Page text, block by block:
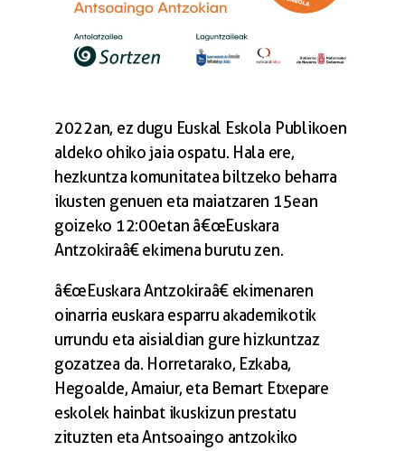
2022an, ez dugu Euskal Eskola Publikoen
aldeko ohiko jaia ospatu. Hala ere,
hezkuntza komunitatea biltzeko beharra
ikusten genuen eta maiatzaren 15ean
goizeko 12:00etan â€œEuskara
Antzokiraâ€ ekimena burutu zen.
â€œEuskara Antzokiraâ€ ekimenaren
oinarria euskara esparru akademikotik
urrundu eta aisialdian gure hizkuntzaz
gozatzea da. Horretarako, Ezkaba,
Hegoalde, Amaiur, eta Bernart Etxepare
eskolek hainbat ikuskizun prestatu
zituzten eta Antsoaingo antzokiko